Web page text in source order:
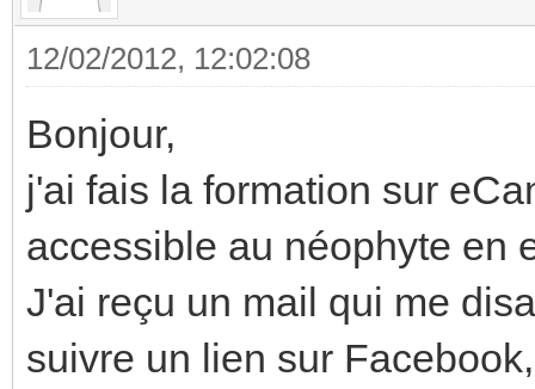
12/02/2012, 12:02:08
Bonjour,
j'ai fais la formation sur
accessible au néophyte en
J'ai reçu un mail qui me
suivre un lien sur